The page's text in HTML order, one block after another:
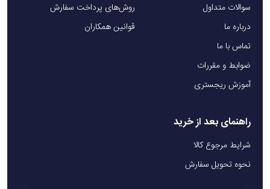
سوالات متداول
درباره ما
تماس با ما
ضوابط و مقررات
آموزش ریجستری
روش‌های پرداخت سفارش
قوانین همکاران
راهنمای بعد از خرید
شرایط مرجوع کالا
نحوه تحویل سفارش